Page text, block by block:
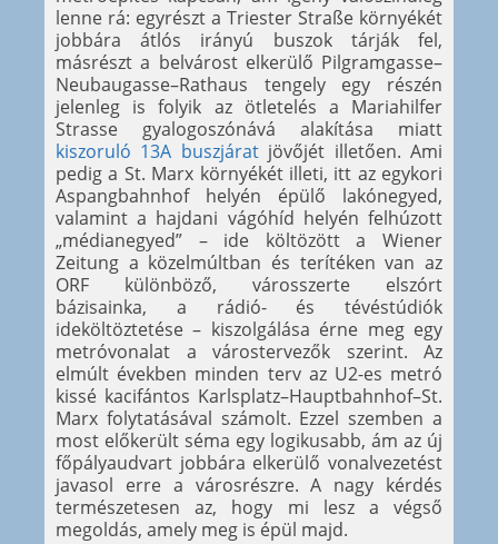
lenne rá: egyrészt a Triester Straße környékét
jobbára átlós irányú buszok tárják fel,
másrészt a belvárost elkerülő Pilgramgasse–
Neubaugasse–Rathaus tengely egy részén
jelenleg is folyik az ötletelés a Mariahilfer
Strasse gyalogoszónává alakítása miatt
kiszoruló 13A buszjáratjövőjét illetően. Ami
pedig a St. Marx környékét illeti, itt az egykori
Aspangbahnhof helyén épülő lakónegyed,
valamint a hajdani vágóhíd helyén felhúzott
„médianegyed” – ide költözött a Wiener
Zeitung a közelmúltban és terítéken van az
ORF különböző, városszerte elszórt
bázisainka, a rádió- és tévéstúdiók
ideköltöztetése – kiszolgálása érne meg egy
metróvonalat a várostervezők szerint. Az
elmúlt években minden terv az U2-es metró
kissé kacifántos Karlsplatz–Hauptbahnhof–St.
Marx folytatásával számolt. Ezzel szemben a
most előkerült séma egy logikusabb, ám az új
főpályaudvart jobbára elkerülő vonalvezetést
javasol erre a városrészre. A nagy kérdés
természetesen az, hogy mi lesz a végső
megoldás, amely meg is épül majd.